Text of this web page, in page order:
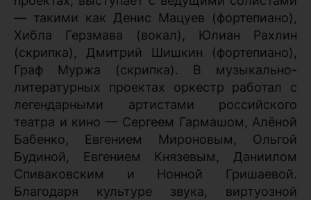
— такими как Денис Мацуев (фортепиано),
Хибла Герзмава (вокал), Юлиан Рахлин
(скрипка), Дмитрий Шишкин (фортепиано),
Граф Муржа (скрипка). В музыкально-
литературных проектах оркестр работал с
легендарными артистами российского
театра и кино — Сергеем Гармашом, Алёной
Бабенко, Евгением Мироновым, Ольгой
Будиной, Евгением Князевым, Даниилом
Спиваковским и Нонной Гришаевой.
Благодаря культуре звука, виртуозной